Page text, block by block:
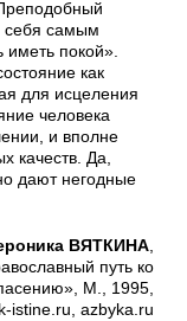
себя самым
покой».
как
для исцеления
человека
и вполне
качеств. Да,
дают негодные
ВЯТКИНА,
путь ко
М., 1995,
k-istine.ru, azbyka.ru